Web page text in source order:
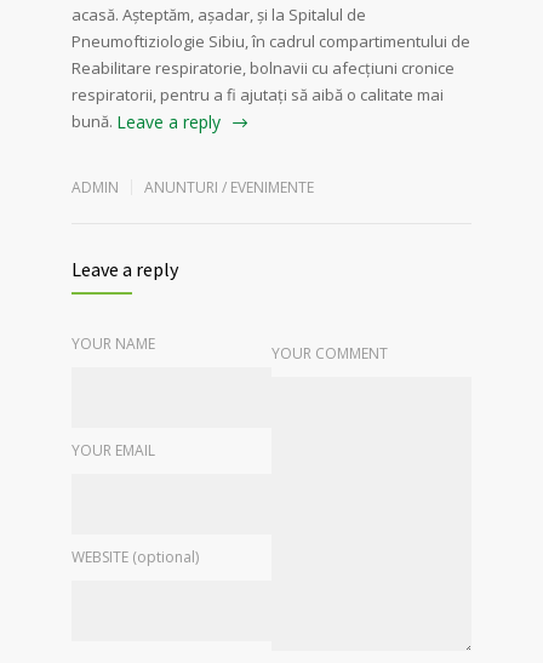
acasă. Așteptăm, așadar, și la Spitalul de
Pneumoftiziologie Sibiu, în cadrul compartimentului de
Reabilitare respiratorie, bolnavii cu afecțiuni cronice
respiratorii, pentru a fi ajutați să aibă o calitate mai
bună. Leave a reply
ADMIN ANUNTURI / EVENIMENTE
Leave a reply
YOUR NAME
YOUR EMAIL
WEBSITE (optional)
YOUR COMMENT